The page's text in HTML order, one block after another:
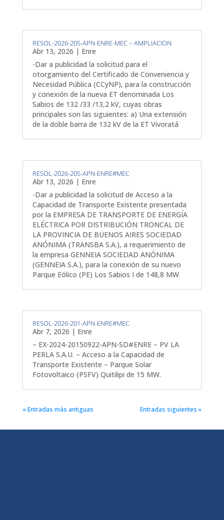
RESOL-2026-205-APN-ENRE-MEC – AMPLIACION
Abr 13, 2026 | Enre
-Dar a publicidad la solicitud para el
otorgamiento del Certificado de Conveniencia y
Necesidad Pública (CCyNP), para la construcción
y conexión de la nueva ET denominada Los
Sabios de 132 /33 /13,2 kV, cuyas obras
principales son las siguientes: a) Una extensión
de la doble barra de 132 kV de la ET Vivoratá
RESOL-2026-205-APN-ENRE#MEC
Abr 13, 2026 | Enre
-Dar a publicidad la solicitud de Acceso a la
Capacidad de Transporte Existente presentada
por la EMPRESA DE TRANSPORTE DE ENERGÍA
ELÉCTRICA POR DISTRIBUCIÓN TRONCAL DE
LA PROVINCIA DE BUENOS AIRES SOCIEDAD
ANÓNIMA (TRANSBA S.A.), a requerimiento de
la empresa GENNEIA SOCIEDAD ANÓNIMA
(GENNEIA S.A.), para la conexión de su nuevo
Parque Eólico (PE) Los Sabios I de 148,8 MW
RESOL-2026-201-APN-ENRE#MEC
Abr 7, 2026 | Enre
– EX-2024-20150922-APN-SD#ENRE – PV LA
PERLA S.A.U. – Acceso a la Capacidad de
Transporte Existente – Parque Solar
Fotovoltaico (PSFV) Quitilipi de 15 MW.
« Entradas más antiguas Entradas siguientes »